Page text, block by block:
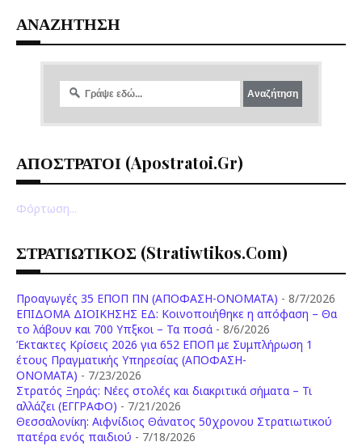
ΑΝΑΖΗΤΗΣΗ
ΑΠΟΣΤΡΑΤΟΙ (apostratoi.gr)
Φόρτωση...
ΣΤΡΑΤΙΩΤΙΚΟΣ (stratiwtikos.com)
Προαγωγές 35 ΕΠΟΠ ΠΝ (ΑΠΟΦΑΣΗ-ΟΝΟΜΑΤΑ) - 8/7/2026
ΕΠΙΔΟΜΑ ΔΙΟΙΚΗΣΗΣ ΕΔ: Κοινοποιήθηκε η απόφαση – Θα
το λάβουν και 700 Υπξκοι – Τα ποσά - 8/6/2026
Έκτακτες Κρίσεις 2026 για 652 ΕΠΟΠ με Συμπλήρωση 1
έτους Πραγματικής Υπηρεσίας (ΑΠΟΦΑΣΗ-
ONOMATA) - 7/23/2026
Στρατός Ξηράς: Νέες στολές και διακριτικά σήματα – Τι
αλλάζει (ΕΓΓΡΑΦΟ) - 7/21/2026
Θεσσαλονίκη: Αιφνίδιος Θάνατος 50χρονου Στρατιωτικού
πατέρα ενός παιδιού - 7/18/2026